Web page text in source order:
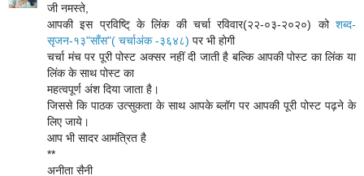
जी नमस्ते,
आपकी इस प्रविष्टि् के लिंक की चर्चा रविवार(२२-०३-२०२०) को शब्द-
सृजन-१३"साँस"( चर्चाअंक -३६४८) पर भी होगी
चर्चा मंच पर पूरी पोस्ट अक्सर नहीं दी जाती है बल्कि आपकी पोस्ट का लिंक या
लिंक के साथ पोस्ट का
महत्वपूर्ण अंश दिया जाता है।
जिससे कि पाठक उत्सुकता के साथ आपके ब्लॉग पर आपकी पूरी पोस्ट पढ़ने के
लिए जाये।
आप भी सादर आमंत्रित है
**
अनीता सैनी